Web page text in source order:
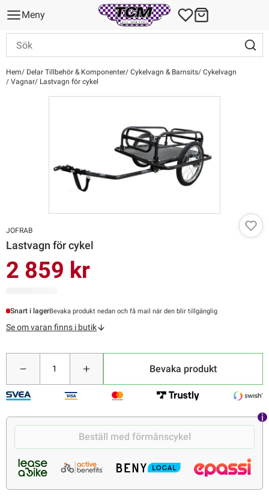
Meny
Hem Delar Tillbehör & Komponenter Cykelvagn & Barnsits Cykelvagn
Vagnar
Lastvagn för cykel
JOFRAB
Lastvagn för cykel
2 859 kr
Snart i lagerBevaka produkt nedan och få mail när den blir tillgänglig
Se om varan finns i butik
Bevaka produkt
Beställ med förmånscykel